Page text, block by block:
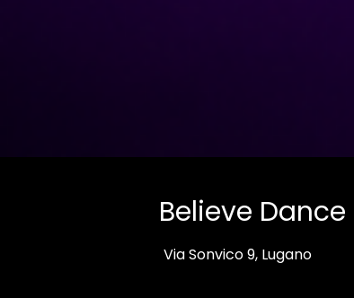
Believe
Via Sonvico 9, Lugano